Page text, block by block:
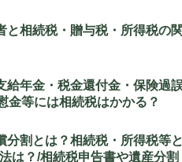
相続税・贈与税・所得税の
給年金・税金還付金・保険過
金等には相続税はかかる？
分割とは？相続税・所得税等
は？/相続税申告書や遺産分割